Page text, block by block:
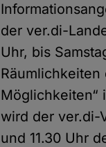
der ver.di-
Uhr, bis
Möglichkeiten“
wird der ver.di-
und 11.30 Uhr